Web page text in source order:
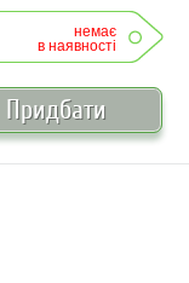
немає
в наявності
Придбати